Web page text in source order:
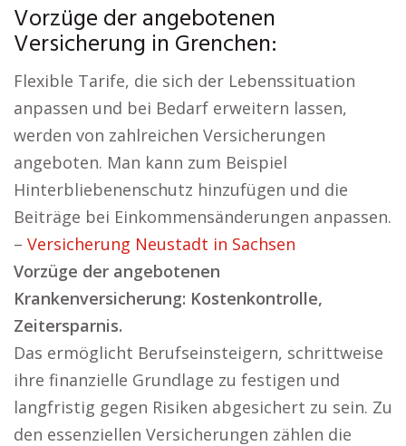
Vorzüge der angebotenen
Versicherung in Grenchen:
Flexible Tarife, die sich der Lebenssituation
anpassen und bei Bedarf erweitern lassen,
werden von zahlreichen Versicherungen
angeboten. Man kann zum Beispiel
Hinterbliebenenschutz hinzufügen und die
Beiträge bei Einkommensänderungen anpassen.
– Versicherung Neustadt in Sachsen
Vorzüge der angebotenen
Krankenversicherung: Kostenkontrolle,
Zeitersparnis.
Das ermöglicht Berufseinsteigern, schrittweise
ihre finanzielle Grundlage zu festigen und
langfristig gegen Risiken abgesichert zu sein. Zu
den essenziellen Versicherungen zählen die